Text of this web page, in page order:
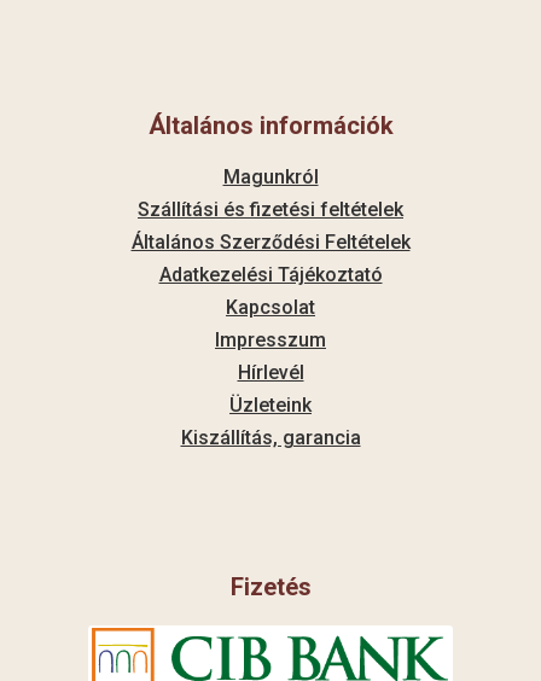
Általános információk
Magunkról
Szállítási és fizetési feltételek
Általános Szerződési Feltételek
Adatkezelési Tájékoztató
Kapcsolat
Impresszum
Hírlevél
Üzleteink
Kiszállítás, garancia
Fizetés